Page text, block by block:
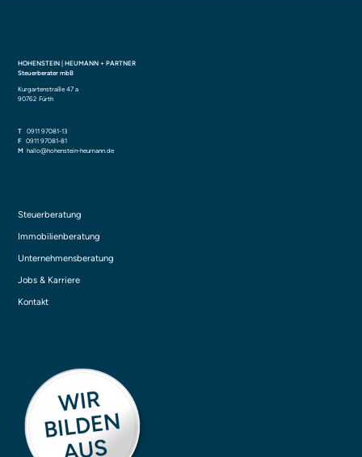
HOHENSTEIN | HEUMANN + PARTNER
Steuerberater mbB
Kurgartenstraße 47 a
90762 Fürth
T 0911 97081-13
F0911 97081-81
M hallo@hohenstein-heumann.de
Steuerberatung
Immobilienberatung
Unternehmensberatung
Jobs & Karriere
Kontakt